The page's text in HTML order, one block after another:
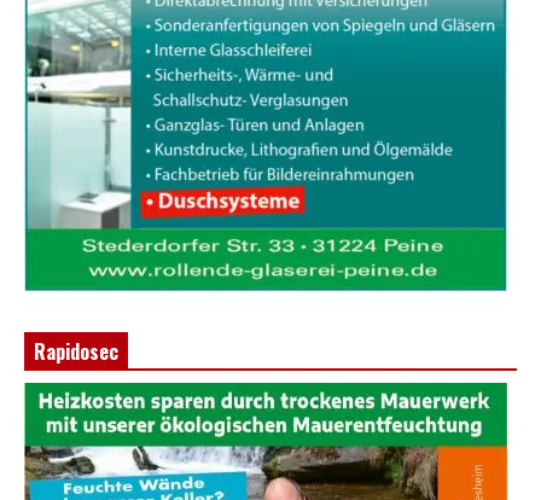
Rapidosec